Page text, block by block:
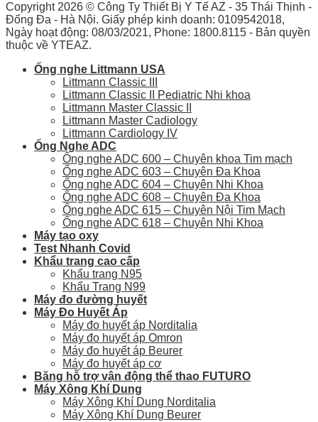
Copyright 2026 © Công Ty Thiết Bị Y Tế AZ - 35 Thái Thịnh -
Đống Đa - Hà Nội. Giấy phép kinh doanh: 0109542018,
Ngày hoạt động: 08/03/2021, Phone: 1800.8115 - Bản quyền
thuộc về YTEAZ.
Ống nghe Littmann USA
Littmann Classic III
Littmann Classic II Pediatric Nhi khoa
Littmann Master Classic II
Littmann Master Cadiology
Littmann Cardiology IV
Ống Nghe ADC
Ống nghe ADC 600 – Chuyên khoa Tim mạch
Ống nghe ADC 603 – Chuyên Đa Khoa
Ống nghe ADC 604 – Chuyên Nhi Khoa
Ống nghe ADC 608 – Chuyên Đa Khoa
Ống nghe ADC 615 – Chuyên Nội Tim Mạch
Ống nghe ADC 618 – Chuyên Nhi Khoa
Máy tạo oxy
Test Nhanh Covid
Khẩu trang cao cấp
Khẩu trang N95
Khẩu Trang N99
Máy đo đường huyết
Máy Đo Huyết Áp
Máy đo huyết áp Norditalia
Máy đo huyết áp Omron
Máy đo huyết áp Beurer
Máy đo huyết áp cơ
Băng hỗ trợ vận động thể thao FUTURO
Máy Xông Khí Dung
Máy Xông Khí Dung Norditalia
Máy Xông Khí Dung Beurer